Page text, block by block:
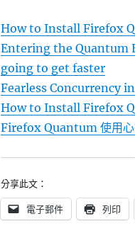
How to Install Firefox
Entering the Quantum
going to get faster
Fearless Concurrency
How to Install Firefox
Firefox Quantum 使用
分享此文：
電子郵件 列印